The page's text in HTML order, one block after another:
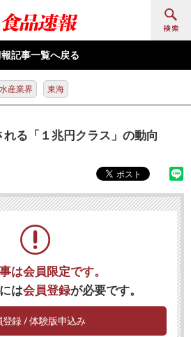
記事一覧へ戻る
水産業界 東海
れる「１兆円クラス」の動向
は会員限定です。
は会員登録が必要です。
登録 / 体験版申込み